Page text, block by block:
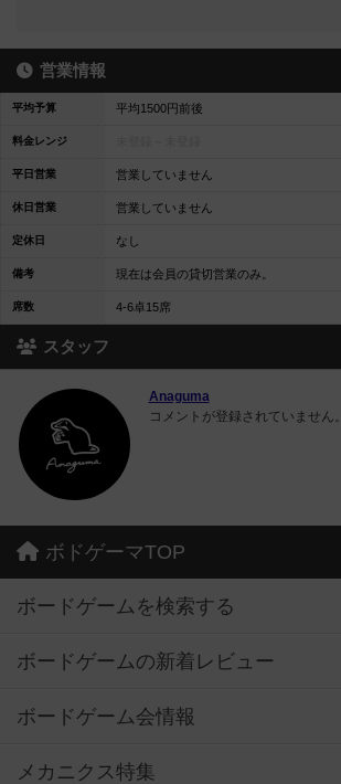
営業情報
平均予算 平均1500円前後
料金レンジ
平日営業 営業していません
休日営業 営業していません
定休日 なし
備考 現在は会員の貸切営業のみ。
席数 4-6卓15席
スタッフ
Anaguma
コメントが登録されていません。
ボドゲーマTOP
ボードゲームを検索する
ボードゲームの新着レビュー
ボードゲーム会情報
メカニクス特集